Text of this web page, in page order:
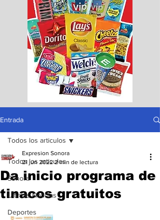
Entrada
Todos los articulos
Sonora
Ultimas Noticias
Deportes
Todos los articulos
Da inicio programa de
tinacos gratuitos
Expresion Sonora
21 jun 2022 2 min de lectura